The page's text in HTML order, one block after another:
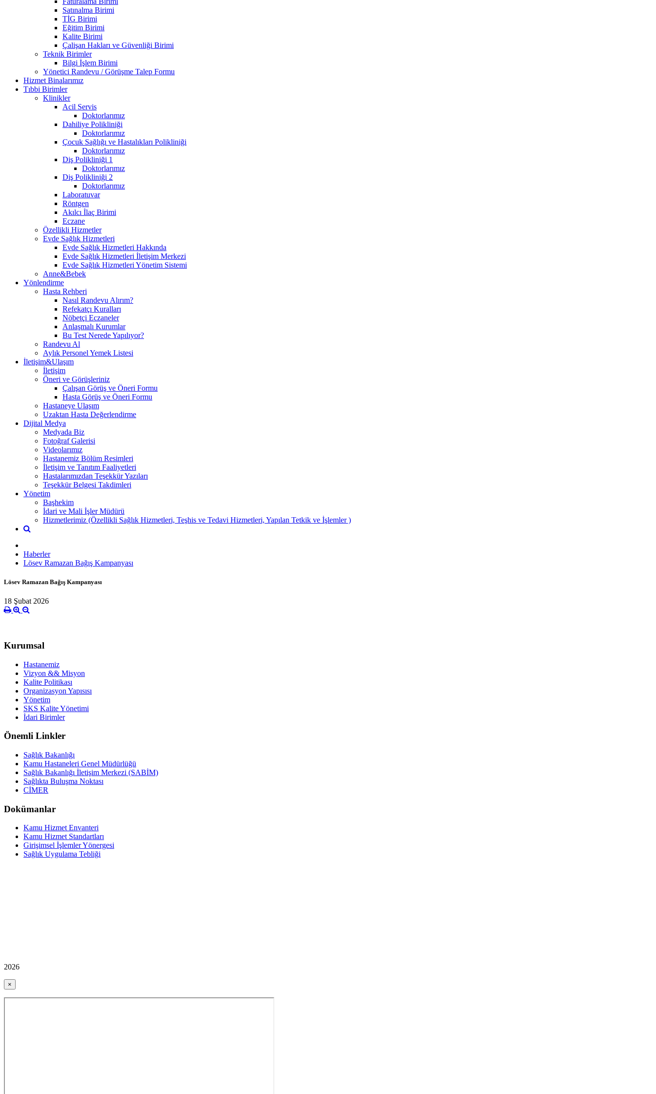
Satınalma Birimi
TİG Birimi
Eğitim Birimi
Kalite Birimi
Çalişan Hakları ve Güvenliği Birimi
Teknik Birimler
Bilgi İşlem Birimi
Yönetici Randevu / Görüşme Talep Formu
Hizmet Binalarımız
Tıbbi Birimler
Klinikler
Acil Servis
Doktorlarımız
Dahiliye Polikliniği
Doktorlarımız
Çocuk Sağlığı ve Hastalıkları Polikliniği
Doktorlarımız
Diş Polikliniği 1
Doktorlarımız
Diş Polikliniği 2
Doktorlarımız
Laboratuvar
Röntgen
Akılcı İlaç Birimi
Eczane
Özellikli Hizmetler
Evde Sağlık Hizmetleri
Evde Sağlık Hizmetleri Hakkında
Evde Sağlık Hizmetleri İletişim Merkezi
Evde Sağlık Hizmetleri Yönetim Sistemi
Anne&Bebek
Yönlendirme
Hasta Rehberi
Nasıl Randevu Alırım?
Refekatçı Kuralları
Nöbetçi Eczaneler
Anlaşmalı Kurumlar
Bu Test Nerede Yapılıyor?
Randevu Al
Aylık Personel Yemek Listesi
İletişim&Ulaşım
İletişim
Öneri ve Görüşleriniz
Çalışan Görüş ve Öneri Formu
Hasta Görüş ve Öneri Formu
Hastaneye Ulaşım
Uzaktan Hasta Değerlendirme
Dijital Medya
Medyada Biz
Fotoğraf Galerisi
Videolarımız
Hastanemiz Bölüm Resimleri
İletişim ve Tanıtım Faaliyetleri
Hastalarımızdan Teşekkür Yazıları
Teşekkür Belgesi Takdimleri
Yönetim
Başhekim
İdari ve Mali İşler Müdürü
Hizmetlerimiz (Özellikli Sağlık Hizmetleri, Teşhis ve Tedavi Hizmetleri, Yapılan Tetkik ve İşlemler )
Haberler
Lösev Ramazan Bağış Kampanyası
Lösev Ramazan Bağış Kampanyası
18 Şubat 2026
Kurumsal
Hastanemiz
Vizyon && Misyon
Kalite Politikası
Organizasyon Yapısısı
Yönetim
SKS Kalite Yönetimi
İdari Birimler
Önemli Linkler
Sağlık Bakanlığı
Kamu Hastaneleri Genel Müdürlüğü
Sağlık Bakanlığı İletişim Merkezi (SABİM)
Sağlıkta Buluşma Noktası
CİMER
Dokümanlar
Kamu Hizmet Envanteri
Kamu Hizmet Standartları
Girişimsel İşlemler Yönergesi
Sağlık Uygulama Tebliği
2026
×